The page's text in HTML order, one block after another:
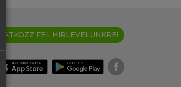
IRATKOZZ FEL HÍRLEVELÜNKRE!